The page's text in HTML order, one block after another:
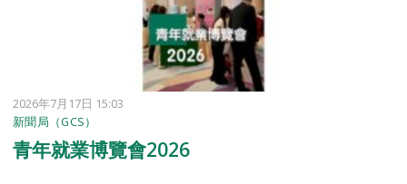
2026年7月17日 15:03
新聞局（GCS）
青年就業博覽會2026